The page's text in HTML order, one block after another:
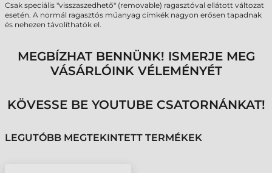
Csak speciális "visszaszedhető" (removable) ragasztóval ellátott változat
esetén. A normál ragasztós műanyag címkék nagyon erősen tapadnak
és nehezen távolíthatók el.
MEGBÍZHAT BENNÜNK! ISMERJE MEG
VÁSÁRLÓINK VÉLEMÉNYÉT
KÖVESSE BE YOUTUBE CSATORNÁNKAT!
LEGUTÓBB MEGTEKINTETT TERMÉKEK